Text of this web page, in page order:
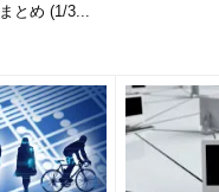
まとめ (1/3...